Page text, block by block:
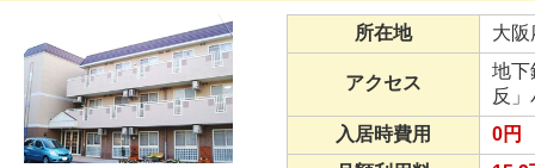
所在地 大
アクセス
地下
反
入居時費用
0円